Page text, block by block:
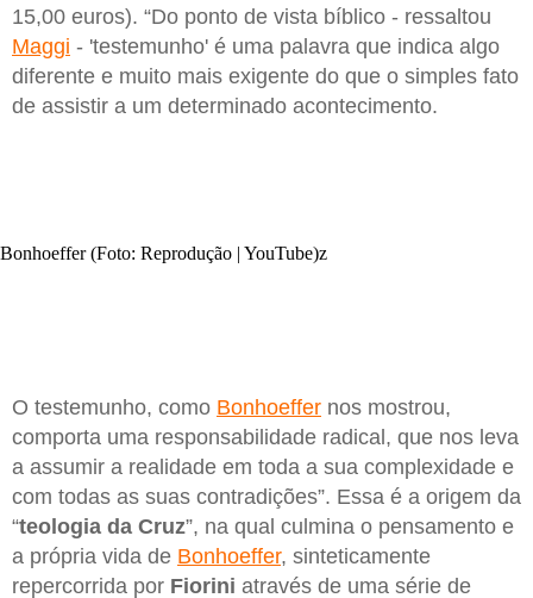
15,00 euros). “Do ponto de vista bíblico - ressaltou
Maggi - 'testemunho' é uma palavra que indica algo
diferente e muito mais exigente do que o simples fato
de assistir a um determinado acontecimento.
Bonhoeffer (Foto: Reprodução | YouTube)z
O testemunho, como Bonhoeffer nos mostrou,
comporta uma responsabilidade radical, que nos leva
a assumir a realidade em toda a sua complexidade e
com todas as suas contradições”. Essa é a origem da
“teologia da Cruz”, na qual culmina o pensamento e
a própria vida de Bonhoeffer, sinteticamente
repercorrida por Fiorini através de uma série de